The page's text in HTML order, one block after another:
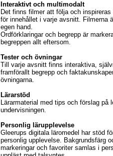
Interaktivt och multimodalt
Det finns filmer att följa och
för innehållet i varje avsnitt. Filmerna
egen hand.
Ordförklaringar och begrepp är
begreppen allt eftersom.
Tester och övningar
Till varje avsnitt finns interaktiva,
framförallt begrepp och
övningarna.
Lärarstöd
Lärarmaterial med tips och förslag på
undervisningen.
Personlig lärupplevelse
Gleerups digitala läromedel har stöd
personlig upplevelse. Bakgrundsfärg
markeringar och favoriter samlas i